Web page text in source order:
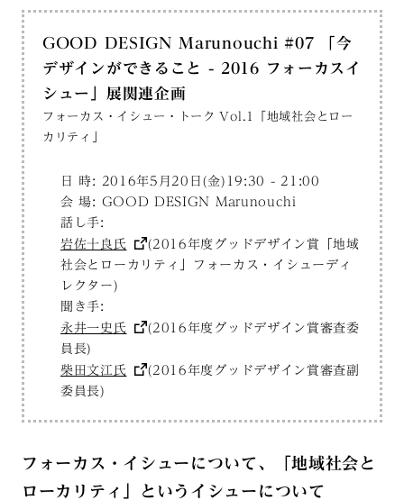
GOOD DESIGN Marunouchi #07 「今
デザインができること - 2016 フォーカスイ
シュー」展関連企画
フォーカス・イシュー・トーク Vol.1「地域社会とロー
カリティ」
日 時: 2016年5月20日(金)19:30 - 21:00
会 場: GOOD DESIGN Marunouchi
話し手:
岩佐十良氏
(2016年度グッドデザイン賞「地域
社会とローカリティ」フォーカス・イシューディ
レクター)
聞き手:
永井一史氏
(2016年度グッドデザイン賞審査委
員長)
柴田文江氏
(2016年度グッドデザイン賞審査副
委員長)
フォーカス・イシューについて、「地域社会と
ローカリティ」というイシューについて